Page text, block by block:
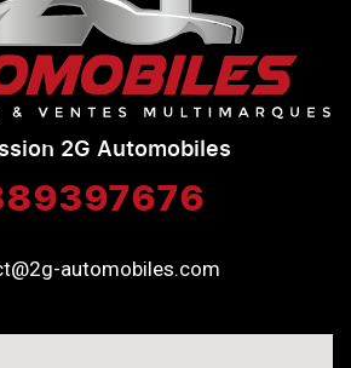
2G Automobiles
automobiles.com